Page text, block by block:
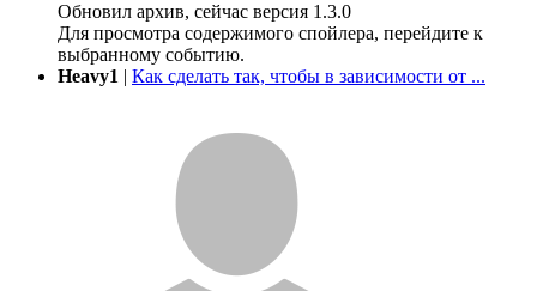
Обновил архив, сейчас версия 1.3.0
Для просмотра содержимого спойлера, перейдите к
выбранному событию.
Heavy1 | Как сделать так, чтобы в зависимости от ...